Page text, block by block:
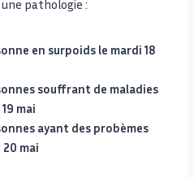
pathologie :
en surpoids le mardi 18
souffrant de maladies
mai
ayant des probèmes
mai